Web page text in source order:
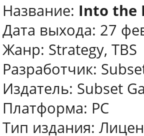
Название: Into the
Дата выхода: 27
Жанр: Strategy, TBS
Разработчик:
Издатель: Subset
Платформа: PC
Тип издания: